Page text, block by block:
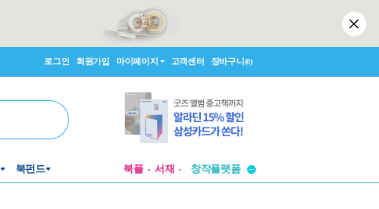
로그인 회원가입 마이페이지 고객센터 장바구니(0)
북펀드 북플 서재
창작플랫폼
투비컨티뉴드